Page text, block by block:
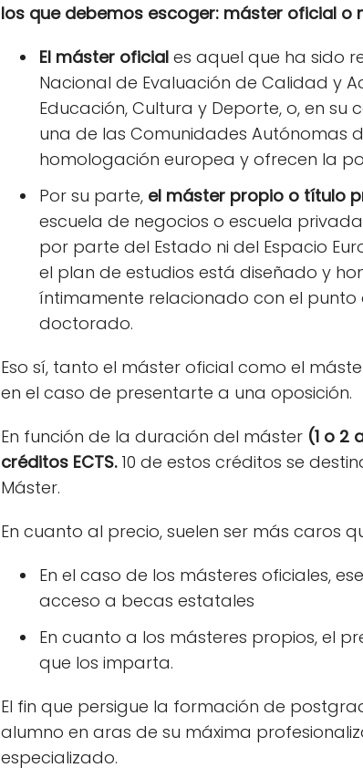
los que debemos escoger: máster oficial o
El máster oficial es aquel que ha sido
Nacional de Evaluación de Calidad y
Educación, Cultura y Deporte, o, en
una de las Comunidades Autónomas
homologación europea y ofrecen la
Por su parte, el máster propio o título
escuela de negocios o escuela
por parte del Estado ni del Espacio
el plan de estudios está diseñado y
íntimamente relacionado con el
doctorado.
Eso sí, tanto el máster oficial como el
en el caso de presentarte a una oposición.
En función de la duración del máster (1 o 2
créditos ECTS.10 de estos créditos se
Máster.
En cuanto al precio, suelen ser más caros
En el caso de los másteres oficiales,
acceso a becas estatales
En cuanto a los másteres propios, el
que los imparta.
El fin que persigue la formación de
alumno en aras de su máxima
especializado.